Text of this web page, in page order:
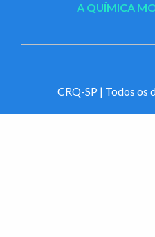
A QUÍMICA
CRQ-SP | Todos